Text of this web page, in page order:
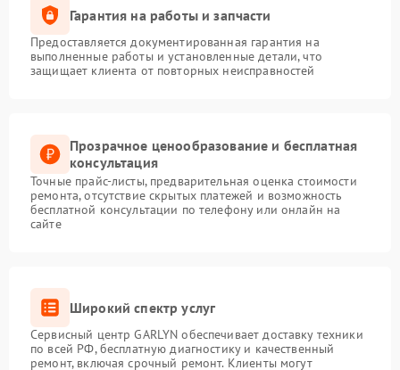
Гарантия на работы и запчасти
Предоставляется документированная гарантия на
выполненные работы и установленные детали, что
защищает клиента от повторных неисправностей
Прозрачное ценообразование и бесплатная
консультация
Точные прайс-листы, предварительная оценка стоимости
ремонта, отсутствие скрытых платежей и возможность
бесплатной консультации по телефону или онлайн на
сайте
Широкий спектр услуг
Сервисный центр GARLYN обеспечивает доставку техники
по всей РФ, бесплатную диагностику и качественный
ремонт, включая срочный ремонт. Клиенты могут